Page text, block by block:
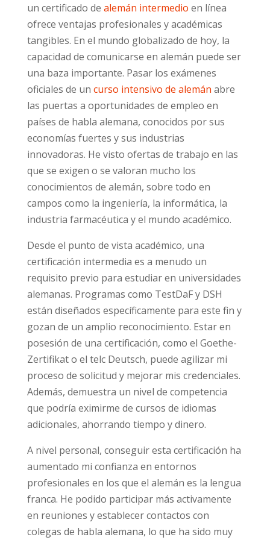
un certificado de alemán intermedio en línea
ofrece ventajas profesionales y académicas
tangibles. En el mundo globalizado de hoy, la
capacidad de comunicarse en alemán puede ser
una baza importante. Pasar los exámenes
oficiales de un curso intensivo de alemán abre
las puertas a oportunidades de empleo en
países de habla alemana, conocidos por sus
economías fuertes y sus industrias
innovadoras. He visto ofertas de trabajo en las
que se exigen o se valoran mucho los
conocimientos de alemán, sobre todo en
campos como la ingeniería, la informática, la
industria farmacéutica y el mundo académico.
Desde el punto de vista académico, una
certificación intermedia es a menudo un
requisito previo para estudiar en universidades
alemanas. Programas como TestDaF y DSH
están diseñados específicamente para este fin y
gozan de un amplio reconocimiento. Estar en
posesión de una certificación, como el Goethe-
Zertifikat o el telc Deutsch, puede agilizar mi
proceso de solicitud y mejorar mis credenciales.
Además, demuestra un nivel de competencia
que podría eximirme de cursos de idiomas
adicionales, ahorrando tiempo y dinero.
A nivel personal, conseguir esta certificación ha
aumentado mi confianza en entornos
profesionales en los que el alemán es la lengua
franca. He podido participar más activamente
en reuniones y establecer contactos con
colegas de habla alemana, lo que ha sido muy